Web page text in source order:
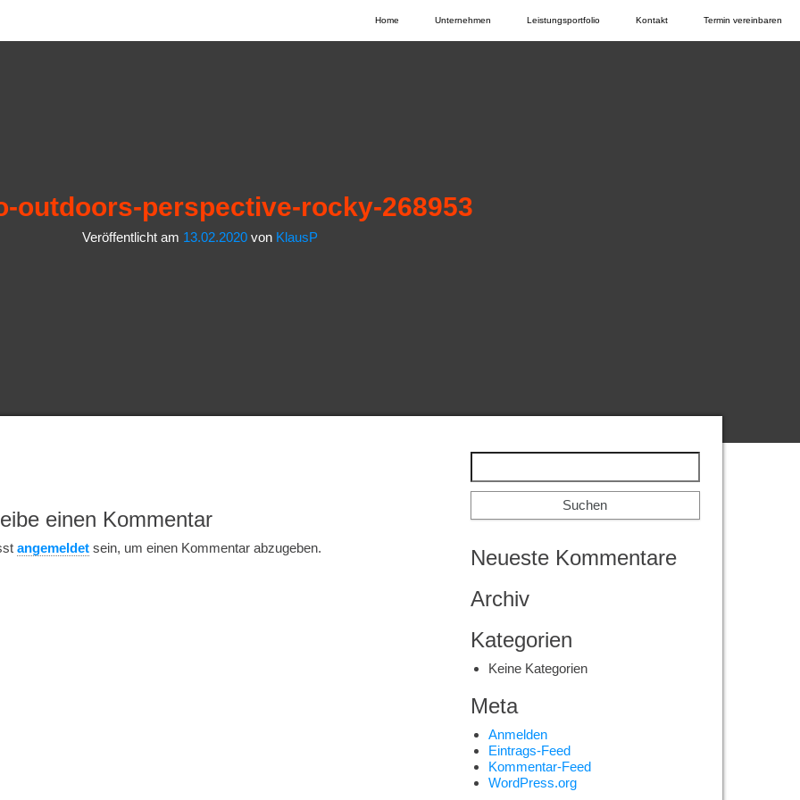
Home Unternehmen Leistungsportfolio Kontakt Termin vereinbaren
outdoors-perspective-rocky-268953
Veröffentlicht am 13.02.2020 von KlausP
einen Kommentar
angemeldet sein, um einen Kommentar abzugeben.
Neueste Kommentare
Archiv
Kategorien
Keine Kategorien
Meta
Anmelden
Eintrags-Feed
Kommentar-Feed
WordPress.org